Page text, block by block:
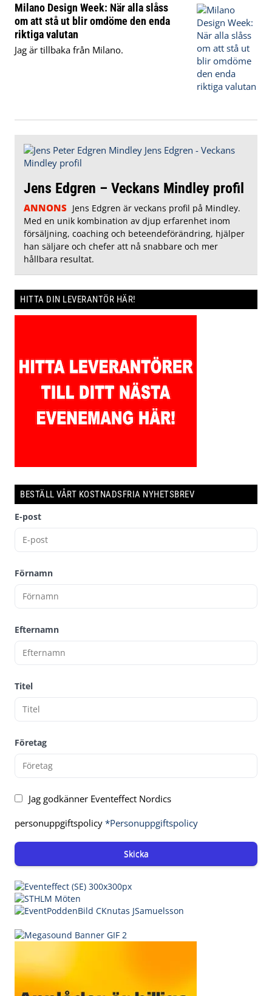
Milano Design Week: När alla slåss
om att stå ut blir omdöme den enda
riktiga valutan
Jag är tillbaka från Milano.
Jens Edgren – Veckans Mindley profil
ANNONS Jens Edgren är veckans profil på Mindley.
Med en unik kombination av djup erfarenhet inom
försäljning, coaching och beteendeförändring, hjälper
han säljare och chefer att nå snabbare och mer
hållbara resultat.
HITTA DIN LEVERANTÖR HÄR!
BESTÄLL VÅRT KOSTNADSFRIA NYHETSBREV
E-post
Förnamn
Efternamn
Titel
Företag
Jag godkänner Eventeffect Nordics
personuppgiftspolicy *Personuppgiftspolicy
Skicka